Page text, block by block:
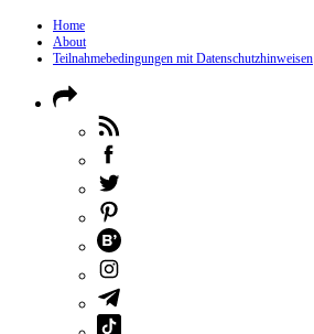
Home
About
Teilnahmebedingungen mit Datenschutzhinweisen